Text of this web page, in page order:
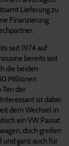
Lieferung zu
Finanzierung
seit 1974 auf
bereits seit
die beiden
Millionen
Ten der
ist dabei
dem Wechsel in
ein VW Passat
doch greifen
und ganz auch für